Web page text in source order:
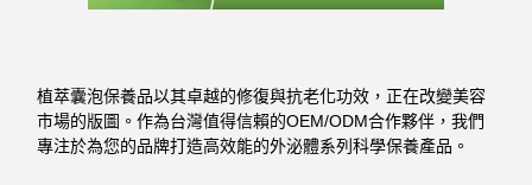
植萃囊泡保養品以其卓越的修復與抗老化功效，正在改變美容
市場的版圖。作為台灣值得信賴的OEM/ODM合作夥伴，我們
專注於為您的品牌打造高效能的外泌體系列科學保養產品。